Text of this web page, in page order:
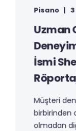
Pisano
Uzman
İsmi
Müşteri
birbirinden
olmadan